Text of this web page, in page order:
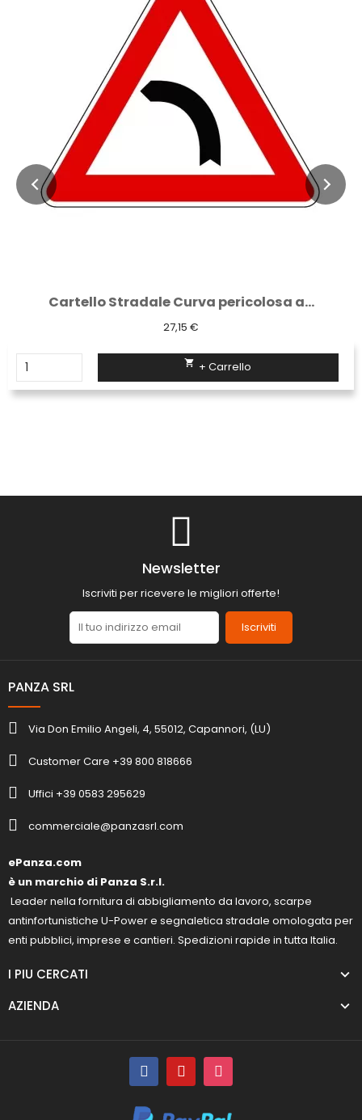
Cartello Stradale Curva pericolosa a...
27,15 €
 + Carrello
Newsletter
Iscriviti per ricevere le migliori offerte!
Iscriviti
PANZA SRL
Via Don Emilio Angeli, 4, 55012, Capannori, (LU)
Customer Care +39 800 818666
Uffici +39 0583 295629
commerciale@panzasrl.com
ePanza.com
è un marchio di Panza S.r.l.
Leader nella fornitura di abbigliamento da lavoro, scarpe
antinfortunistiche U-Power e segnaletica stradale omologata per
enti pubblici, imprese e cantieri. Spedizioni rapide in tutta Italia.
I PIU CERCATI
AZIENDA